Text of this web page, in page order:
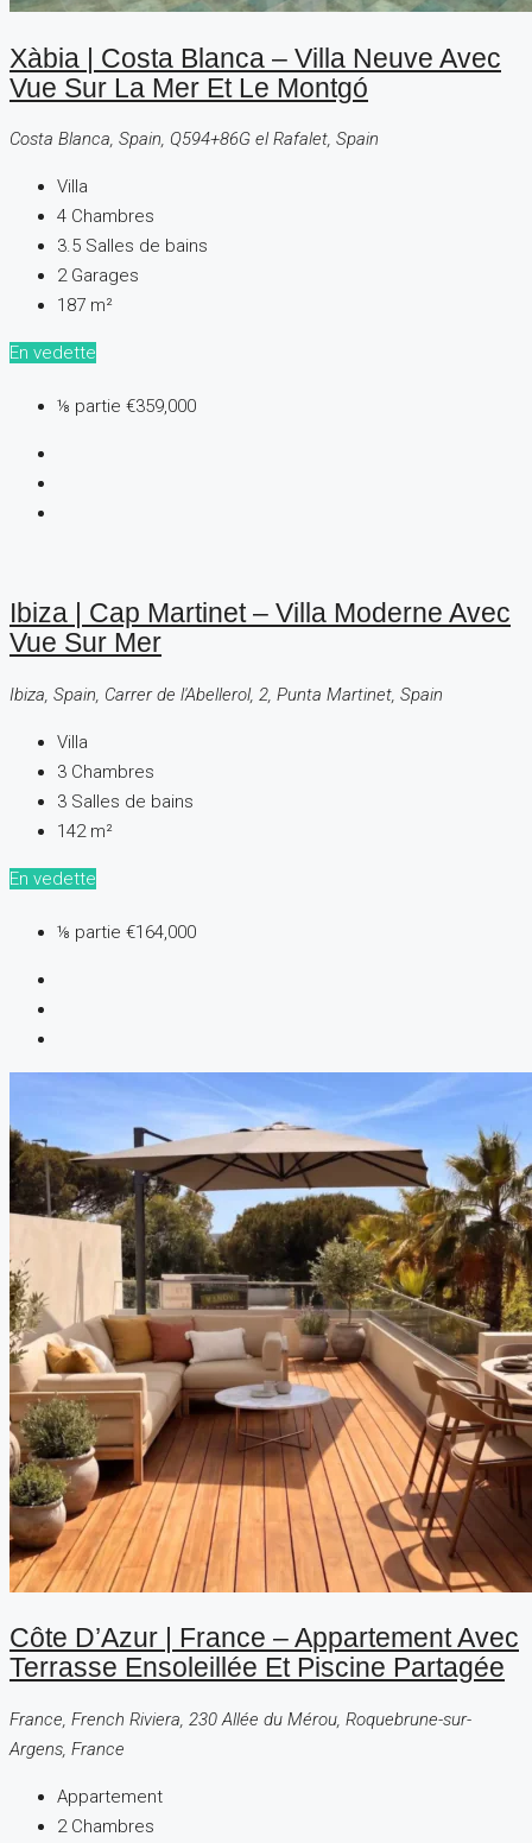
Xàbia | Costa Blanca – Villa Neuve Avec
Vue Sur La Mer Et Le Montgó
Costa Blanca, Spain, Q594+86G el Rafalet, Spain
Villa
4 Chambres
3.5 Salles de bains
2 Garages
187 m²
En vedette
⅛ partie €359,000
Ibiza | Cap Martinet – Villa Moderne Avec
Vue Sur Mer
Ibiza, Spain, Carrer de l'Abellerol, 2, Punta Martinet, Spain
Villa
3 Chambres
3 Salles de bains
142 m²
En vedette
⅛ partie €164,000
Côte D’Azur | France – Appartement Avec
Terrasse Ensoleillée Et Piscine Partagée
France, French Riviera, 230 Allée du Mérou, Roquebrune-sur-
Argens, France
Appartement
2 Chambres